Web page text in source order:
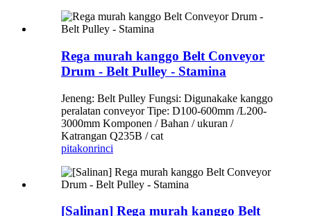
Rega murah kanggo Belt Conveyor
Drum - Belt Pulley - Stamina
Jeneng: Belt Pulley Fungsi: Digunakake kanggo
peralatan conveyor Tipe: D100-600mm /L200-
3000mm Komponen / Bahan / ukuran /
Katrangan Q235B / cat
pitakonrinci
[Salinan] Rega murah kanggo Belt